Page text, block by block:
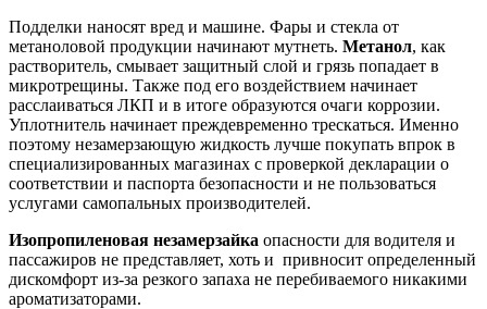
Подделки наносят вред и машине. Фары и стекла от
метаноловой продукции начинают мутнеть. Метанол, как
растворитель, смывает защитный слой и грязь попадает в
микротрещины. Также под его воздействием начинает
расслаиваться ЛКП и в итоге образуются очаги коррозии.
Уплотнитель начинает преждевременно трескаться. Именно
поэтому незамерзающую жидкость лучше покупать впрок в
специализированных магазинах с проверкой декларации о
соответствии и паспорта безопасности и не пользоваться
услугами самопальных производителей.
Изопропиленовая незамерзайка опасности для водителя и
пассажиров не представляет, хоть и привносит определенный
дискомфорт из-за резкого запаха не перебиваемого никакими
ароматизаторами.